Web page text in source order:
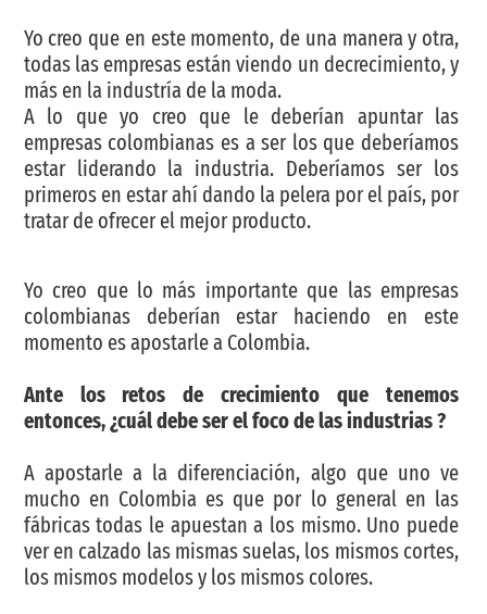
Yo creo que en este momento, de una manera y otra,
todas las empresas están viendo un decrecimiento, y
más en la industría de la moda.
A lo que yo creo que le deberían apuntar las
empresas colombianas es a ser los que deberíamos
estar liderando la industria. Deberíamos ser los
primeros en estar ahí dando la pelera por el país, por
tratar de ofrecer el mejor producto.
Yo creo que lo más importante que las empresas
colombianas deberían estar haciendo en este
momento es apostarle a Colombia.
Ante los retos de crecimiento que tenemos
entonces, ¿cuál debe ser el foco de las industrias ?
A apostarle a la diferenciación, algo que uno ve
mucho en Colombia es que por lo general en las
fábricas todas le apuestan a los mismo. Uno puede
ver en calzado las mismas suelas, los mismos cortes,
los mismos modelos y los mismos colores.